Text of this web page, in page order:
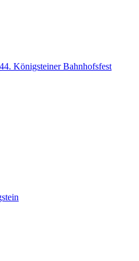
44. Königsteiner Bahnhofsfest